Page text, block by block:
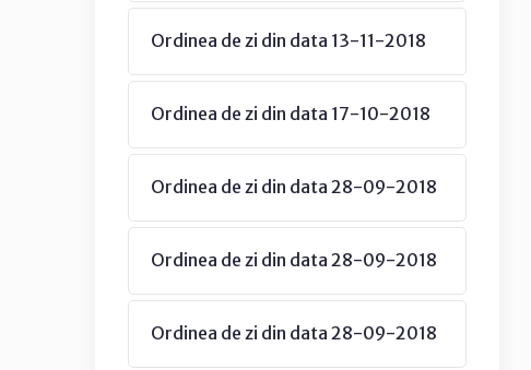
Ordinea de zi din data 13-11-2018
Ordinea de zi din data 17-10-2018
Ordinea de zi din data 28-09-2018
Ordinea de zi din data 28-09-2018
Ordinea de zi din data 28-09-2018